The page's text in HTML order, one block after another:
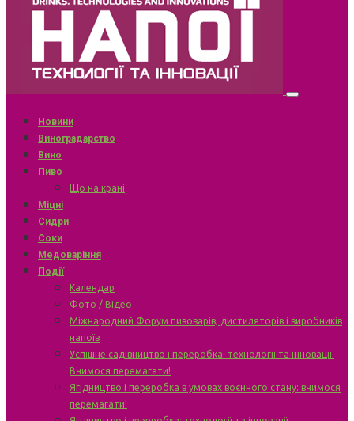
Новини
Виноградарство
Вино
Пиво
Що на крані
Міцні
Сидри
Соки
Медоваріння
Події
Календар
Фото / Відео
Міжнародний Форум пивоварів, дистиляторів і виробників
напоїв
Успішне садівництво і переробка: технології та інновації.
Вчимося перемагати!
Ягідництво і переробка в умовах воєнного стану: вчимося
перемагати!